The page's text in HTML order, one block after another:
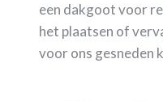
een dakgoot voor
het plaatsen of
voor ons gesneden